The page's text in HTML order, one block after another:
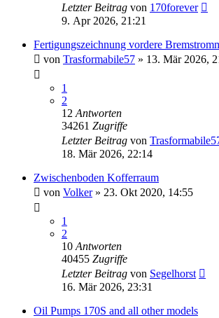
Letzter Beitrag von 170forever
9. Apr 2026, 21:21
Fertigungszeichnung vordere
von Trasformabile57 » 13. Mär 2026,
1
2
12 Antworten
34261 Zugriffe
Letzter Beitrag von
18. Mär 2026, 22:14
Zwischenboden Kofferraum
von Volker» 23. Okt 2020, 14:55
1
2
10 Antworten
40455 Zugriffe
Letzter Beitrag von Segelhorst
16. Mär 2026, 23:31
Oil Pumps 170S and all other models